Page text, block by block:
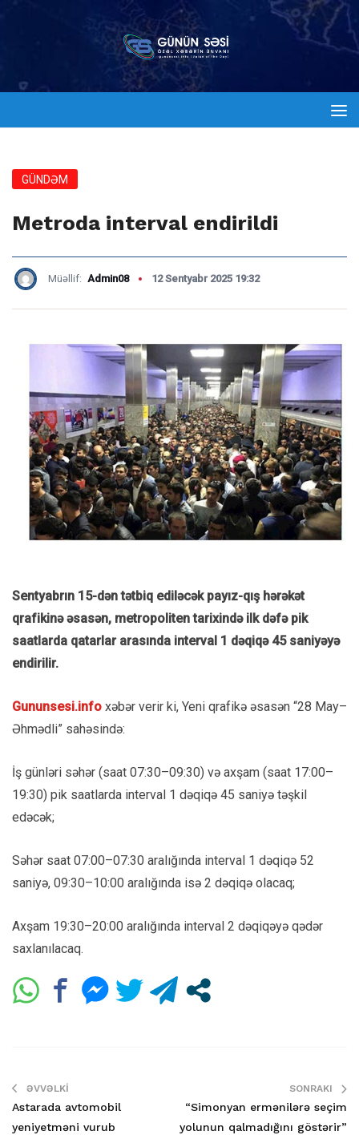
GÜNDƏM
Metroda interval endirildi
Müəllif: Admin08 12 Sentyabr 2025 19:32
Sentyabrın 15-dən tətbiq ediləcək payız-qış hərəkət
qrafikinə əsasən, metropoliten tarixində ilk dəfə pik
saatlarda qatarlar arasında interval 1 dəqiqə 45 saniyəyə
endirilir.
Gununsesi.info xəbər verir ki, Yeni qrafikə əsasən “28 May–
Əhmədli” sahəsində:
İş günləri səhər (saat 07:30–09:30) və axşam (saat 17:00–
19:30) pik saatlarda interval 1 dəqiqə 45 saniyə təşkil
edəcək;
Səhər saat 07:00–07:30 aralığında interval 1 dəqiqə 52
saniyə, 09:30–10:00 aralığında isə 2 dəqiqə olacaq;
Axşam 19:30–20:00 aralığında interval 2 dəqiqəyə qədər
saxlanılacaq.
ƏVVƏLKI
Astarada avtomobil
yeniyetməni vurub
SONRAKI
“Simonyan ermənilərə seçim
yolunun qalmadığını göstərir”